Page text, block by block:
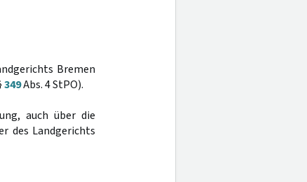
Bremen
349Abs. 4 StPO).
auch über die
des Landgerichts